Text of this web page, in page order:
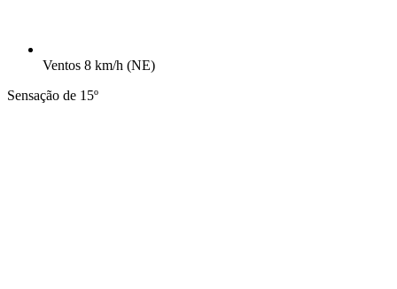
Ventos 8 km/h (NE)
Sensação de 15º